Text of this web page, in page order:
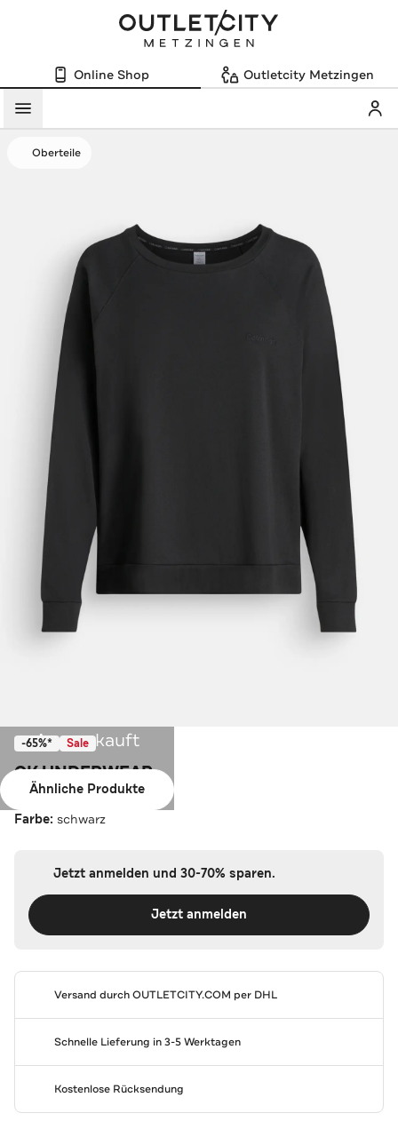
Online Shop Outletcity Metzingen
Menü
Oberteile
Ausverkauft
Ähnliche Produkte
-65%* Sale
CK UNDERWEAR
Longsleeve schwarz
Farbe: schwarz
Jetzt anmelden und 30-70% sparen.
Jetzt anmelden
Versand durchOUTLETCITY.COM per DHL
Schnelle Lieferung in 3-5 Werktagen
Kostenlose Rücksendung